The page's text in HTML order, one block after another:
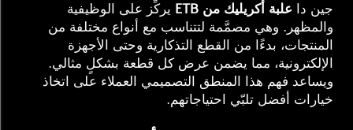
جين دا علبة أكريليك من ETB
يركِّز على الوظيفية
والمظهر. وهي مصمَّمة لتتناسب مع أنواع مختلفة من
المنتجات، بدءًا من القطع التذكارية وحتى الأجهزة
الإلكترونية، مما يضمن عرض كل قطعة بشكلٍ مثالي.
ويساعد فهم هذا المنطق التصميمي العملاء على اتخاذ
خيارات أفضل تلبّي احتياجاتهم.